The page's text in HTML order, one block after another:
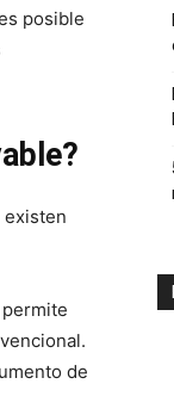
posible
existen
de